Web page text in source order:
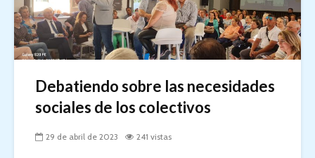
Debatiendo sobre las necesidades
sociales de los colectivos
29 de abril de 2023 241 vistas